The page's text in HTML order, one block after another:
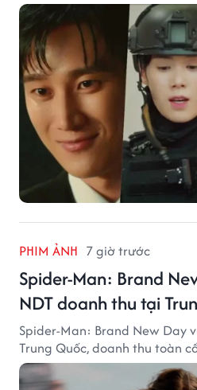
PHIM ẢNH 7 giờ trước
Spider-Man: Brand
NDT doanh thu tại
Spider-Man: Brand New Day
Trung Quốc, doanh thu toàn